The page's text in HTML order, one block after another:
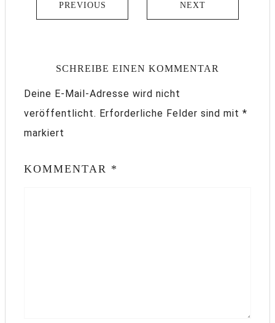
PREVIOUS NEXT
SCHREIBE EINEN KOMMENTAR
Deine E-Mail-Adresse wird nicht
veröffentlicht. Erforderliche Felder sind mit *
markiert
KOMMENTAR *